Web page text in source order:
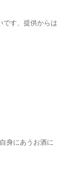
です、提供からは
身にあうお酒に